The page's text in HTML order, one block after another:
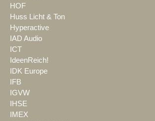
HOF
Huss Licht & Ton
Hyperactive
IAD Audio
ICT
IdeenReich!
IDK Europe
IFB
IGVW
IHSE
IMEX